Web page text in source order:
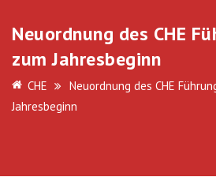
Neuordnung des CHE
zum Jahresbeginn
CHE
Neuordnung des CHE
Jahresbeginn